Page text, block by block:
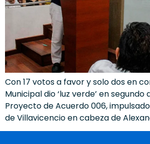
Con 17 votos a favor y solo dos en
Municipal dio ‘luz verde’ en
Proyecto de Acuerdo 006,
de Villavicencio en cabeza de